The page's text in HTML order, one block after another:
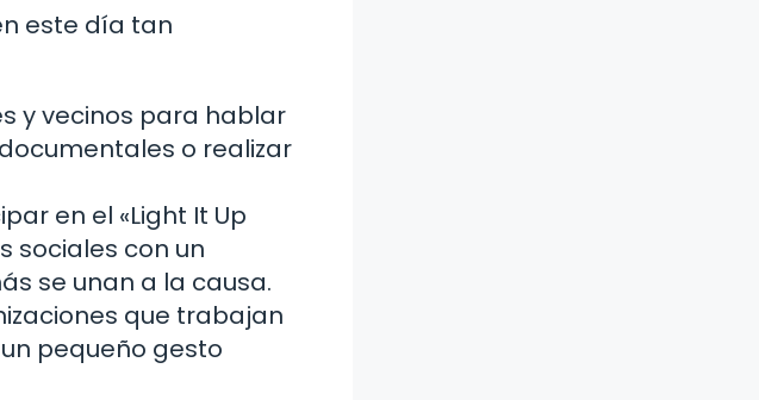
este día tan
y vecinos para hablar
o realizar
en el «Light It Up
sociales con un
se unan a la causa.
que trabajan
pequeño gesto